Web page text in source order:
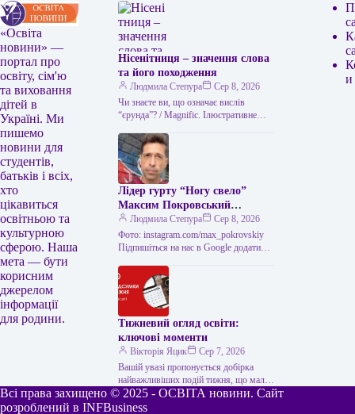
«Освіта
новини» —
портал про
освіту, сім'ю
та виховання
дітей в
Україні. Ми
пишемо
новини для
студентів,
батьків і всіх,
хто
цікавиться
освітньою та
культурною
сферою. Наша
мета — бути
корисним
джерелом
інформації
для родини.
Нісенітниця – значення слова
та його походження
Людмила Степура
Сер 8, 2026
Чи знаєте ви, що означає вислів
“єрунда”? / Magnific. Ілюстративне
виявляється цікавішою за його
пряме…
Лідер гурту “Ногу свело”
Максим Покровський
розповів про причини свого
візиту до України.
Людмила Степура
Сер 8, 2026
Фото: instagram.com/max_pokrovskiy
Підпишіться на нас в Google додати
російського колективу «Ногу свело!»
Макса Покровського,…
Тижневий огляд освіти:
ключові моменти
Вікторія Яцик
Сер 7, 2026
Вашій увазі пропонується добірка
найважливіших подій тижня, що мали
місце в українській освіті. Головні
освітні події тижня: підсумки Топ-100
и
Всі права захищено © 2025 - ОСВІТА новини. Сайт
розроблений в INFBusiness